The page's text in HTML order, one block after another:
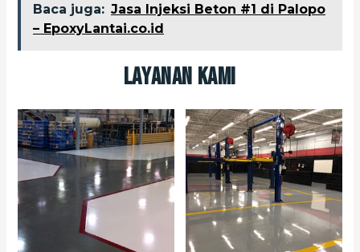
Baca juga: Jasa Injeksi Beton #1 di Palopo
– EpoxyLantai.co.id
Layanan Kami